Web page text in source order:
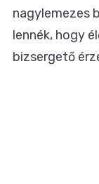
nagylemezes
lennék, hogy
bizsergető